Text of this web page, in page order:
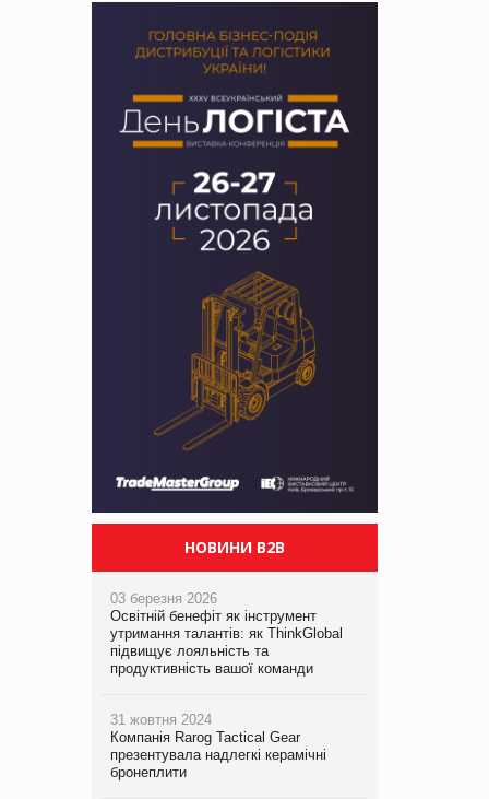
НОВИНИ B2B
03 березня 2026
Освітній бенефіт як інструмент
утримання талантів: як ThinkGlobal
підвищує лояльність та
продуктивність вашої команди
31 жовтня 2024
Компанія Rarog Tactical Gear
презентувала надлегкі керамічні
бронеплити